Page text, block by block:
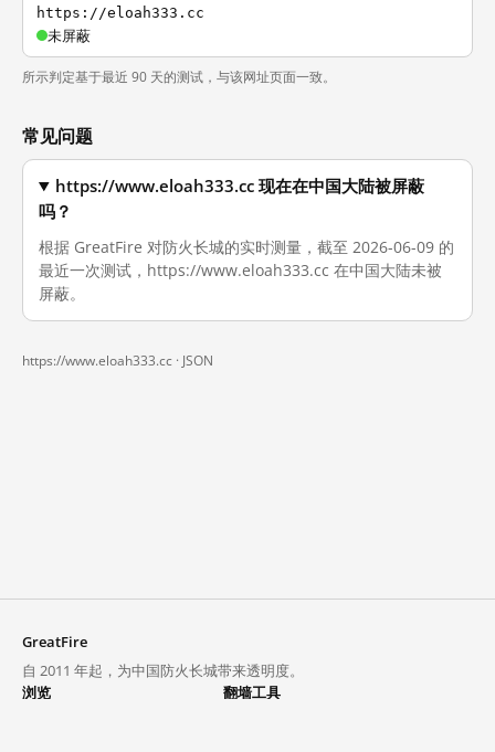
https://eloah333.cc
未屏蔽
所示判定基于最近 90 天的测试，与该网址页面一致。
常见问题
https://www.eloah333.cc 现在在中国大陆被屏蔽
吗？
根据 GreatFire 对防火长城的实时测量，截至 2026-06-09 的
最近一次测试，https://www.eloah333.cc 在中国大陆未被
屏蔽。
https://www.eloah333.cc · JSON
GreatFire
自 2011 年起，为中国防火长城带来透明度。
浏览
翻墙工具